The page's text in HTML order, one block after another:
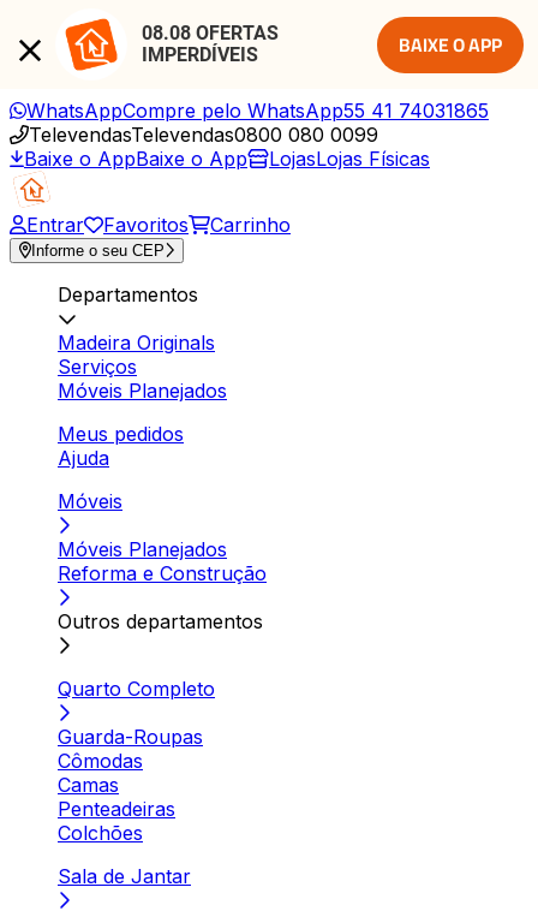
08.08 OFERTAS
IMPERDÍVEIS
BAIXE O APP
WhatsAppCompre pelo WhatsApp55 41 74031865
TelevendasTelevendas0800 080 0099
Baixe o AppBaixe o App LojasLojas Físicas
Entrar Favoritos Carrinho
Informe o seu CEP
Departamentos
Madeira Originals
Serviços
Móveis Planejados
Meus pedidos
Ajuda
Móveis
Móveis Planejados
Reforma e Construção
Outros departamentos
Quarto Completo
Guarda-Roupas
Cômodas
Camas
Penteadeiras
Colchões
Sala de Jantar